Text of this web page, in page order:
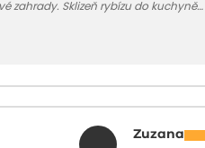
zahrady. Sklizeň rybízu do kuchyně
drobenkového koláče s rybízem.
Zuzana